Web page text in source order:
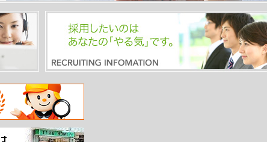
☆事務所使用相談。ペット飼育可能。1ＬＤＫとしても利用可能
な間取り☆
最寄：中央線 吉祥寺駅 徒歩12分
間取：２ＬＤＫ（51.34㎡）
賃料：１７９，０００円
管理費：10,000円
2026.03.02
最寄：中央線 武蔵小金井駅 徒歩10分
間取：２ＬＤＫ（52.92㎡）
賃料：１５９，０００円
管理費：6,500円
☆大型犬とも一緒に暮らせる戸建です！猫・小型犬は2匹まで相
マンション
5.8
ハイヴィレッジ国分寺
1DK
16.3万円
ルームス
マンション
1R
9.5万円
イーストヒルズ小金井
中央線 武蔵境駅 19
分